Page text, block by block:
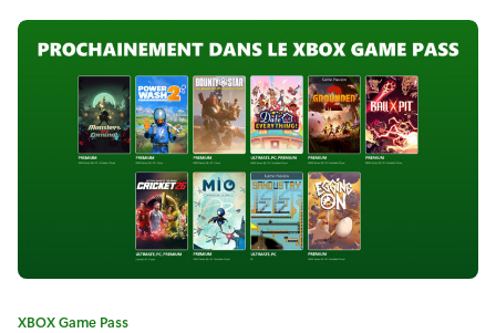
o
u
r
"
T
h
e
C
XBOX Game Pass